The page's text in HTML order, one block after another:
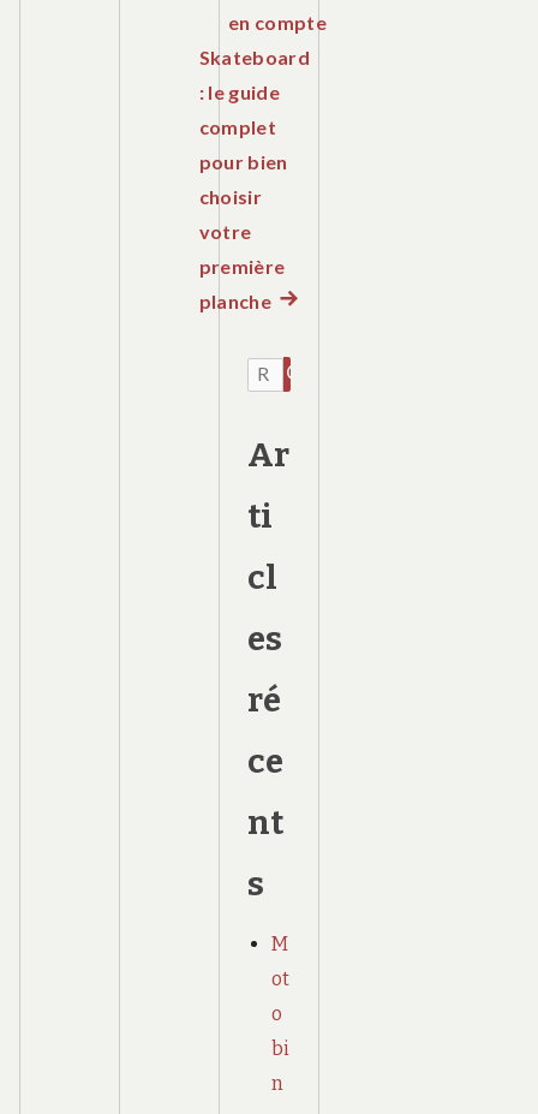
en compte
Skateboard
: le guide
complet
pour bien
choisir
votre
première
plancheArticle
Recherche
RECHERCHER
Ar
ti
cl
es
ré
ce
nt
s
M
ot
o
bi
n